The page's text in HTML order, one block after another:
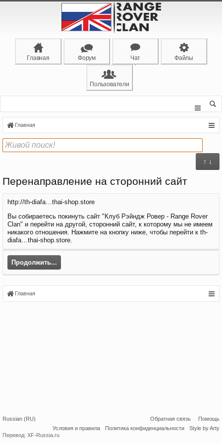
Главная Форум Чат Файлы
Пользователи
Главная
↑ ↓
Перенаправление на сторонний сайт
http://th-diafa…thai-shop.store
Вы собираетесь покинуть сайт "Клуб Рэйндж Ровер - Range Rover
Clan" и перейти на другой, сторонний сайт, к которому мы не имеем
никакого отношения. Нажмите на кнопку ниже, чтобы перейти к th-
diafa…thai-shop.store.
Продолжить...
Главная
Russian (RU) Обратная связь
Помощь
Условия и правила
Политика конфиденциальности
Style by Arty
Перевод: XF-Russia.ru